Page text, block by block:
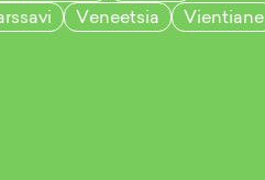
Veneetsia Vientiane